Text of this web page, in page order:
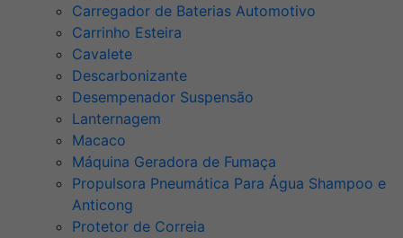
Carregador de Baterias Automotivo
Carrinho Esteira
Cavalete
Descarbonizante
Desempenador Suspensão
Lanternagem
Macaco
Máquina Geradora de Fumaça
Propulsora Pneumática Para Água Shampoo e
Anticong
Protetor de Correia